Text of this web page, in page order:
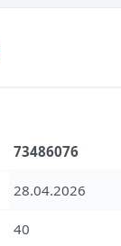
73486076
28.04.2026
40